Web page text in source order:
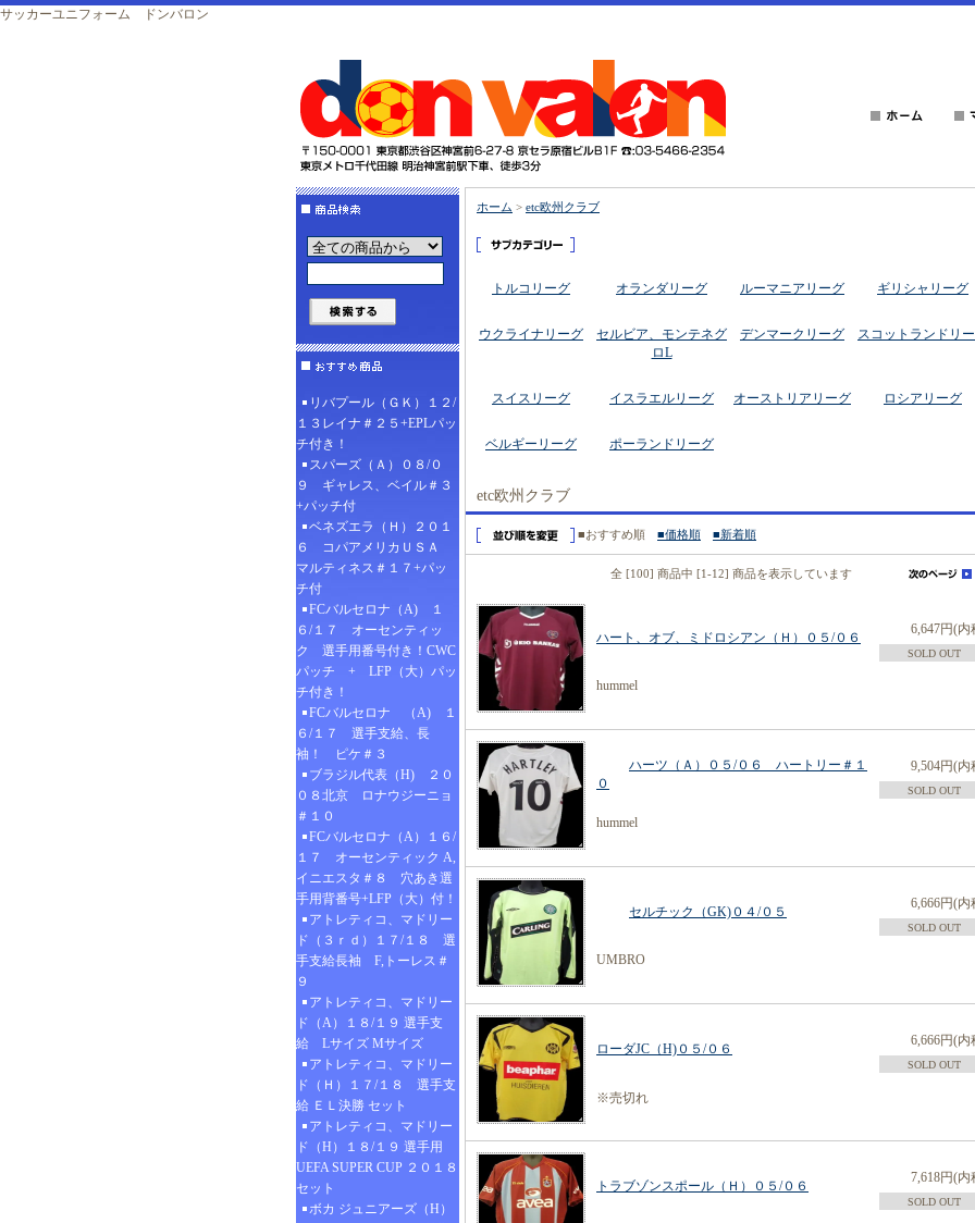
サッカーユニフォーム ドンバロン
リバプール（ＧＫ）１２/
１３レイナ＃２５+EPLパッ
チ付き！
スパーズ（Ａ）０８/０
９ ギャレス、ベイル＃３
+パッチ付
ベネズエラ（Ｈ）２０１
６ コパアメリカＵＳＡ
マルティネス＃１７+パッ
チ付
FCバルセロナ（A) １
６/１７ オーセンティッ
ク 選手用番号付き！CWC
パッチ + LFP（大）パッ
チ付き！
FCバルセロナ （A) １
６/１７ 選手支給、長
袖！ ピケ＃３
ブラジル代表（H) ２０
０８北京 ロナウジーニョ
＃１０
FCバルセロナ（A）１６/
１７ オーセンティック A,
イニエスタ＃８ 穴あき選
手用背番号+LFP（大）付！
アトレティコ、マドリー
ド（３ｒｄ）１７/１８ 選
手支給長袖 F,トーレス＃
９
アトレティコ、マドリー
ド（A）１８/１９ 選手支
給 Lサイズ Mサイズ
アトレティコ、マドリー
ド（Ｈ）１７/１８ 選手支
給 ＥＬ決勝 セット
アトレティコ、マドリー
ド（H）１８/１９ 選手用
UEFA SUPER CUP ２０１８
セット
ボカ ジュニアーズ（H）
ホーム > etc欧州クラブ
トルコリーグ オランダリーグ ルーマニアリーグ ギリシャリーグ
ウクライナリーグ
セルビア、モンテネグ
ロL
デンマークリーグ スコットランドリ
スイスリーグ イスラエルリーグ オーストリアリーグ ロシアリーグ
ベルギーリーグ ポーランドリーグ
etc欧州クラブ
■おすすめ順 ■価格順 ■新着順
全 [100] 商品中 [1-12] 商品を表示しています
ハート、オブ、ミドロシアン（Ｈ）０５/０６
6,647円(内
SOLD OUT
hummel
ハーツ（Ａ）０５/０６ ハートリー＃１
０
9,504円(内
SOLD OUT
hummel
セルチック（GK)０４/０５
6,666円(内
SOLD OUT
UMBRO
ローダJC（H)０５/０６
6,666円(内
SOLD OUT
※売切れ
トラブゾンスポール（Ｈ）０５/０６
7,618円(内
SOLD OUT